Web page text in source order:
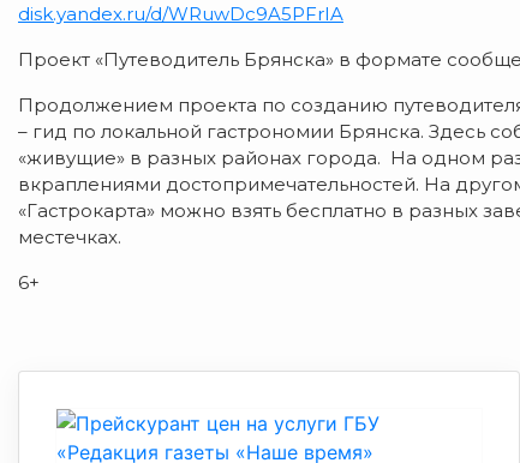
disk.yandex.ru/d/WRuwDc9A5PFrIA
Проект «Путеводитель Брянска» в формате
Продолжением проекта по созданию
– гид по локальной гастрономии Брянска. Здесь
«живущие» в разных районах города. На одном
вкраплениями достопримечательностей. На
«Гастрокарта» можно взять бесплатно в разных
местечках.
6+